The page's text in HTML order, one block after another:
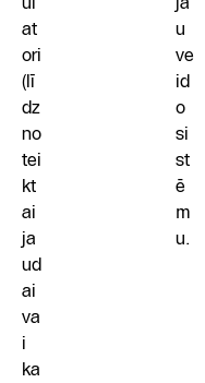
at
ori
(lī
dz
no
tei
kt
ai
ja
ud
ai
va
i
ka
u
ve
id
o
si
st
ē
m
u.